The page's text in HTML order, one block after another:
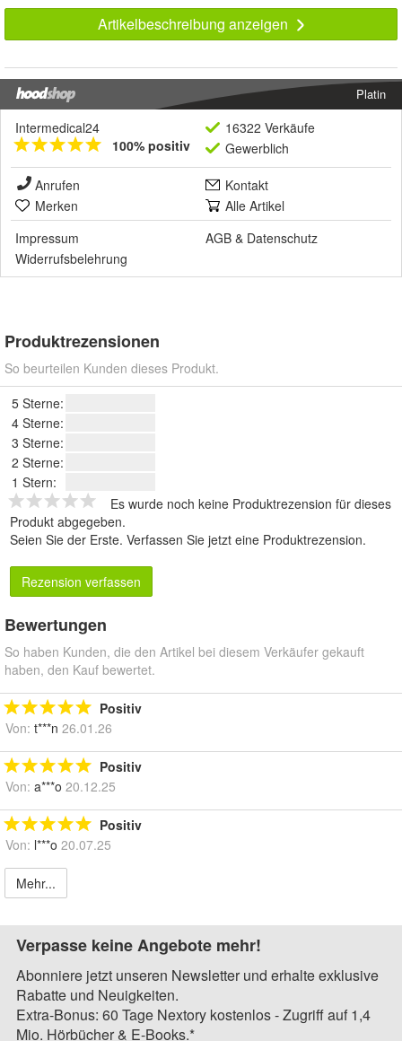
Artikelbeschreibung anzeigen
Platin
Intermedical24
100% positiv
16322 Verkäufe
Gewerblich
Anrufen
Kontakt
Merken
Alle Artikel
Impressum
AGB & Datenschutz
Widerrufsbelehrung
Produktrezensionen
So beurteilen Kunden dieses Produkt.
5 Sterne:
4 Sterne:
3 Sterne:
2 Sterne:
1 Stern:
Es wurde noch keine Produktrezension für dieses
Produkt abgegeben.
Seien Sie der Erste. Verfassen Sie jetzt eine Produktrezension.
Rezension verfassen
Bewertungen
So haben Kunden, die den Artikel bei diesem Verkäufer gekauft
haben, den Kauf bewertet.
Positiv
Von: t***n 26.01.26
Positiv
Von: a***o 20.12.25
Positiv
Von: l***o 20.07.25
Mehr...
Verpasse keine Angebote mehr!
Abonniere jetzt unseren Newsletter und erhalte exklusive
Rabatte und Neuigkeiten.
Extra-Bonus: 60 Tage Nextory kostenlos - Zugriff auf 1,4
Mio. Hörbücher & E-Books.*